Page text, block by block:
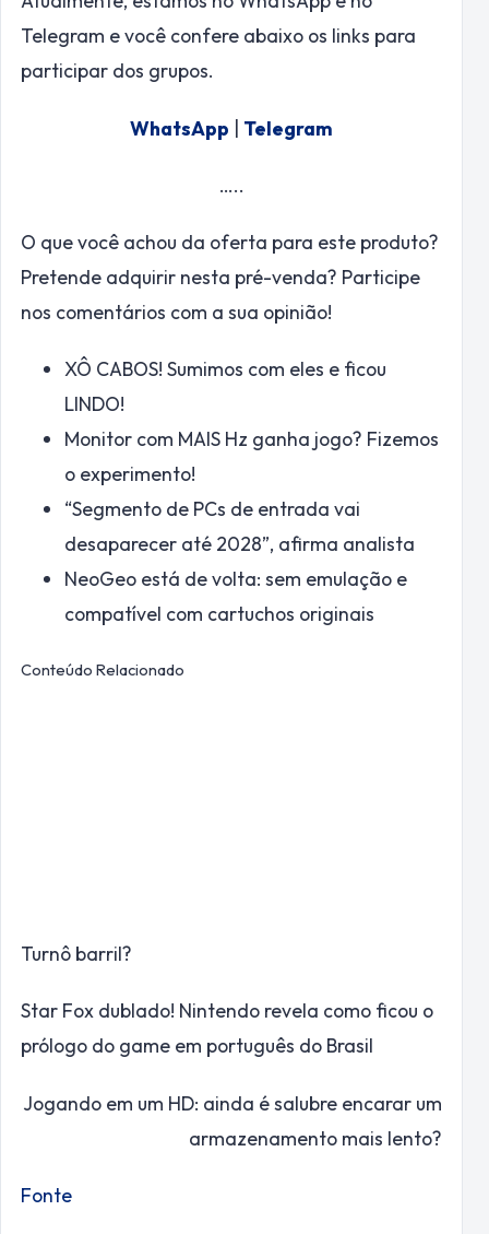
Telegram e você confere abaixo os links para
participar dos grupos.
WhatsApp Telegram
…..
O que você achou da oferta para este produto?
Pretende adquirir nesta pré-venda? Participe
nos comentários com a sua opinião!
XÔ CABOS! Sumimos com eles e ficou
LINDO!
Monitor com MAIS Hz ganha jogo? Fizemos
o experimento!
“Segmento de PCs de entrada vai
desaparecer até 2028”, afirma analista
NeoGeo está de volta: sem emulação e
compatível com cartuchos originais
Conteúdo Relacionado
Turnô barril?
Star Fox dublado! Nintendo revela como ficou o
prólogo do game em português do Brasil
Jogando em um HD: ainda é salubre encarar um
armazenamento mais lento?
Fonte